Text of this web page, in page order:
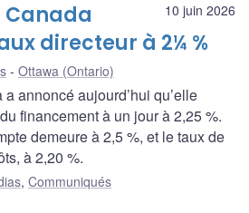
10 juin 2026
Canada
directeur à 2¼ %
Ottawa (Ontario)
annoncé aujourd’hui qu’elle
financement à un jour à 2,25 %.
demeure à 2,5 %, et le taux de
à 2,20 %.
, Communiqués